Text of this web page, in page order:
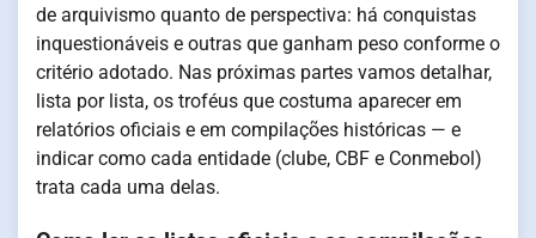
de arquivismo quanto de perspectiva: há conquistas
inquestionáveis e outras que ganham peso conforme o
critério adotado. Nas próximas partes vamos detalhar,
lista por lista, os troféus que costuma aparecer em
relatórios oficiais e em compilações históricas — e
indicar como cada entidade (clube, CBF e Conmebol)
trata cada uma delas.